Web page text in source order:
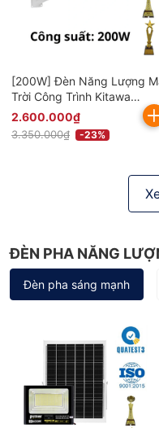
[200W] Đèn Năng Lượng
Trời Công Trình Kitawa
BC8200
2.600.000₫
3.350.000₫ -23%
ĐÈN PHA NĂNG
Đèn pha sáng mạnh